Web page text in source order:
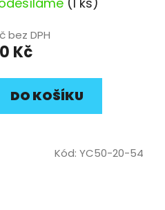
bez DPH
Kč
DO KOŠÍKU
Kód: YC50-20-54